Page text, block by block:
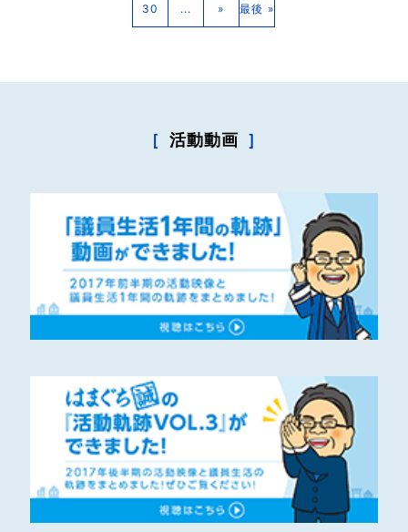
30 ... » 最後 »
［ 活動動画 ］